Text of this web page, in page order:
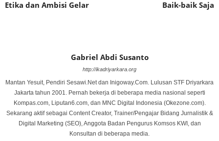
Etika dan Ambisi Gelar
Baik-baik Saja
Gabriel Abdi Susanto
http://ikadriyarkara.org
Mantan Yesuit, Pendiri Sesawi.Net dan Inigoway.Com. Lulusan STF Driyarkara
Jakarta tahun 2001. Pernah bekerja di beberapa media nasional seperti
Kompas.com, Liputan6.com, dan MNC Digital Indonesia (Okezone.com).
Sekarang aktif sebagai Content Creator, Trainer/Pengajar Bidang Jurnalistik &
Digital Marketing (SEO), Anggota Badan Pengurus Komsos KWI, dan
Konsultan di beberapa media.